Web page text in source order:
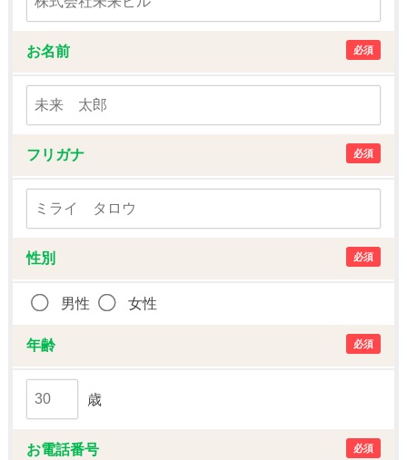
お名前 必須
フリガナ 必須
性別 必須
男性 女性
年齢 必須
歳
お電話番号 必須